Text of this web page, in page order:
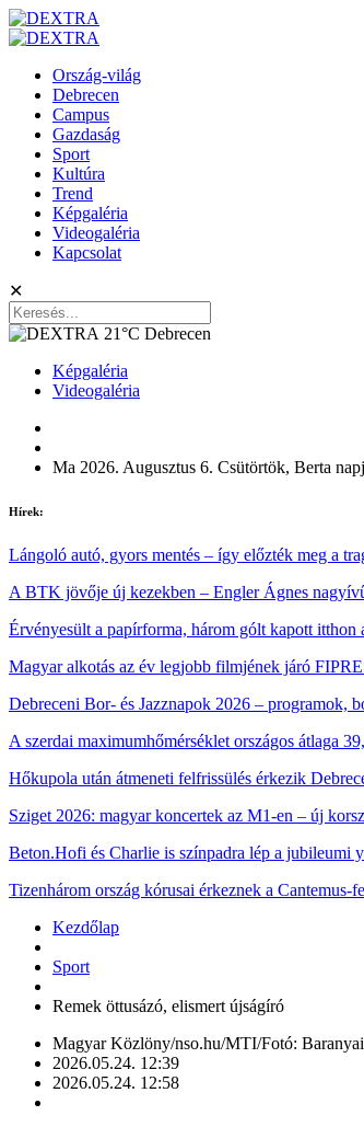
Ország-világ
Debrecen
Campus
Gazdaság
Sport
Kultúra
Trend
Képgaléria
Videogaléria
Kapcsolat
✕
21°C Debrecen
Képgaléria
Videogaléria
Ma 2026. Augusztus 6. Csütörtök, Berta
Hírek:
Lángoló autó, gyors mentés – így előzték meg a
A BTK jövője új kezekben – Engler Ágnes
Érvényesült a papírforma, három gólt kapott itthon
Magyar alkotás az év legjobb filmjének járó
Debreceni Bor- és Jazznapok 2026 – programok,
A szerdai maximumhőmérséklet országos átlaga
Hőkupola után átmeneti felfrissülés érkezik
Sziget 2026: magyar koncertek az M1‑en – új
Beton.Hofi és Charlie is színpadra lép a jubileumi
Tizenhárom ország kórusai érkeznek a Cantemus-
Kezdőlap
Sport
Remek öttusázó, elismert újságíró
Magyar Közlöny/nso.hu/MTI/Fotó:
2026.05.24. 12:39
2026.05.24. 12:58